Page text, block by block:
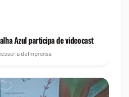
Azul participa de videocast
de Imprensa